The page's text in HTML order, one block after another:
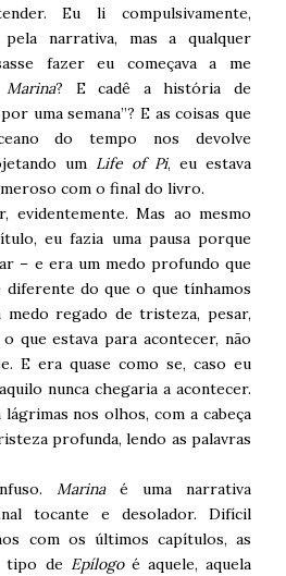
Eu li compulsivamente,
narrativa, mas a qualquer
fazer eu começava a me
Marina? E cadê a história de
uma semana”? E as coisas que
do tempo nos devolve
um Life of Pi, eu estava
com o final do livro.
evidentemente. Mas ao mesmo
eu fazia uma pausa porque
– e era um medo profundo que
diferente do que o que tínhamos
medo regado de tristeza, pesar,
que estava para acontecer, não
E era quase como se, caso eu
nunca chegaria a acontecer.
nos olhos, com a cabeça
profunda, lendo as palavras
Marinaé uma narrativa
tocante e desolador. Difícil
com os últimos capítulos, as
tipo de Epílogoé aquele, aquela